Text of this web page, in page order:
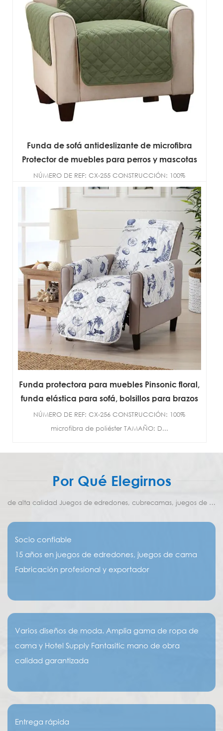
Funda de sofá antideslizante de microfibra
Protector de muebles para perros y mascotas
Fundas impermeables
NÚMERO DE REF: CX-255 CONSTRUCCIÓN: 100%
microfibra de poliéster TAMAÑO: D...
Funda protectora para muebles Pinsonic floral,
funda elástica para sofá, bolsillos para brazos
NÚMERO DE REF: CX-256 CONSTRUCCIÓN: 100%
microfibra de poliéster TAMAÑO: D...
Por Qué Elegirnos
de alta calidad Juegos de edredones, cubrecamas, juegos de ropa de cama Proveedor y fabricante
Socio confiable
15 años en juegos de edredones, juegos de cama
Fabricación profesional y exportador
Varios diseños de moda. Amplia gama de ropa de
cama y Hotel Supply Fantasitic mano de obra
calidad garantizada
Entrega rápida